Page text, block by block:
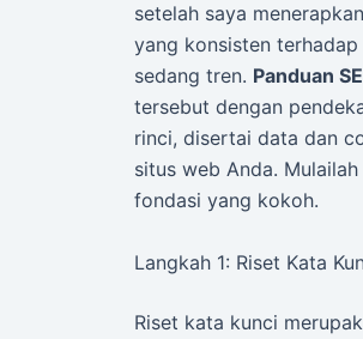
setelah saya
yang konsisten
sedang tren. Panduan
tersebut dengan
rinci, disertai data dan
situs web Anda.
fondasi yang kokoh.
Langkah 1: Riset Kata
Riset kata kunci